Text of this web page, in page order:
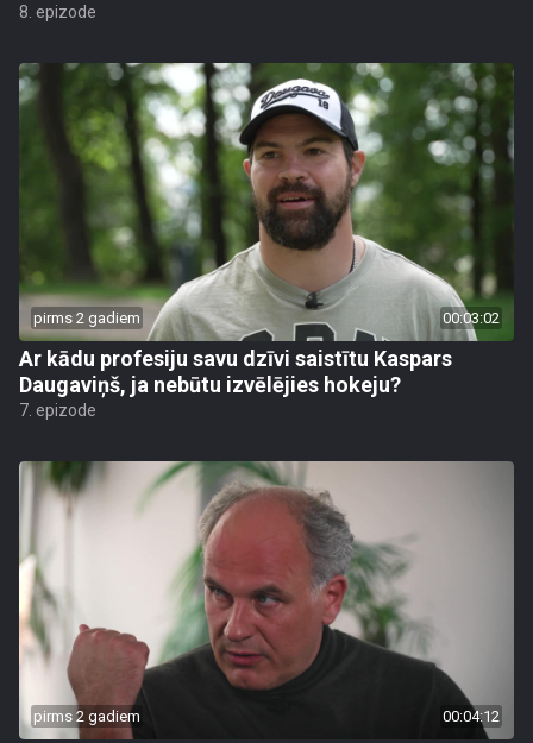
8. epizode
pirms 2 gadiem 00:03:02
Ar kādu profesiju savu dzīvi saistītu Kaspars
Daugaviņš, ja nebūtu izvēlējies hokeju?
7. epizode
pirms 2 gadiem 00:04:12